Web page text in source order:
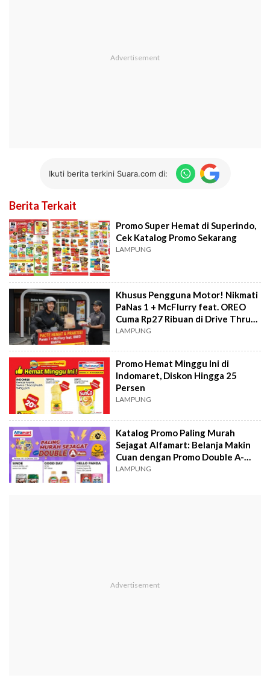
Ikuti berita terkini Suara.com di:
Berita Terkait
Promo Super Hemat di Superindo,
Cek Katalog Promo Sekarang
LAMPUNG
Khusus Pengguna Motor! Nikmati
PaNas 1 + McFlurry feat. OREO
Cuma Rp27 Ribuan di Drive Thru
McD
LAMPUNG
Promo Hemat Minggu Ini di
Indomaret, Diskon Hingga 25
Persen
LAMPUNG
Katalog Promo Paling Murah
Sejagat Alfamart: Belanja Makin
Cuan dengan Promo Double A-
Poin
LAMPUNG